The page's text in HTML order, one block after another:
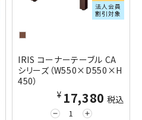
法人会員
割引対象
IRIS コーナーテーブル CA
シリーズ（W550×D550×H
450）
remove add
¥17,380 税込